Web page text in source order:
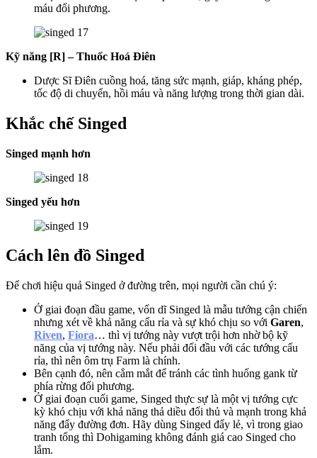
máu đối phương.
Kỹ năng [R] – Thuốc Hoá Điên
Dược Sĩ Điên cuồng hoá, tăng sức mạnh, giáp, kháng phép,
tốc độ di chuyển, hồi máu và năng lượng trong thời gian dài.
Khắc chế Singed
Singed mạnh hơn
Singed yếu hơn
Cách lên đồ Singed
Để chơi hiệu quả Singed ở đường trên, mọi người cần chú ý:
Ở giai đoạn đầu game, vốn dĩ Singed là mẫu tướng cận chiến
nhưng xét về khả năng cấu rỉa và sự khó chịu so với Garen,
Riven, Fiora… thì vị tướng này vượt trội hơn nhờ bộ kỹ
năng của vị tướng này. Nếu phải đối đầu với các tướng cấu
rỉa, thì nên ôm trụ Farm là chính.
Bên cạnh đó, nên cắm mắt để tránh các tình huống gank từ
phía rừng đối phương.
Ở giai đoạn cuối game, Singed thực sự là một vị tướng cực
kỳ khó chịu với khả năng thả diều đối thủ và mạnh trong khả
năng đẩy đường đơn. Hãy dùng Singed đẩy lẻ, vì trong giao
tranh tổng thì Dohigaming không đánh giá cao Singed cho
lắm.